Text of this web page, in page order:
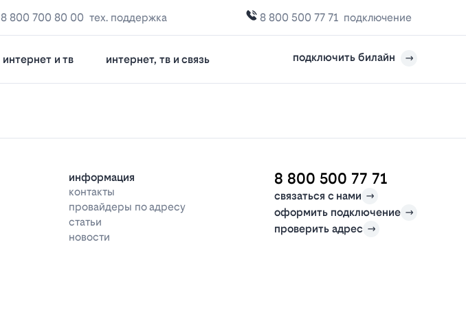
8 800 700 80 00 тех. поддержка 8 800 500 77 71 подключение
интернет и тв интернет, тв и связь подключить билайн
информация
контакты
провайдеры по адресу
статьи
новости
8 800 500 77 71
связаться с нами
оформить подключение
проверить адрес